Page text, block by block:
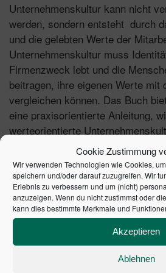
Cookie Zustimmung
Wir verwenden Technologien wie Cookies,
speichern und/oder darauf zuzugreifen. Wir
Erlebnis zu verbessern und um (nicht)
anzuzeigen. Wenn du nicht zustimmst oder
kann dies bestimmte Merkmale und
Akzeptieren
Ablehnen
Unternehmenskultur kann nicht
werden, sondern entsteht durch
und die gelebten Werte der
Unternehmenskultur muss
Firmenzweck lebt und die
beitragen, ihre eigenen Werte mit
vergleichen können. Das Buch
eine praxisorientierte Anleitung,
werteorientierte
und die Identität ihrer
Führungskräfte lernen, wie sie:
Werte als moralisches
Effektivität und Effizienz
Konflikte und Grauzonen
Zusammenhänge erkennen,